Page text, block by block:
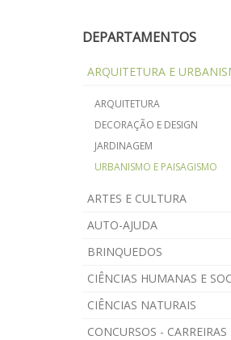
DEPARTAMENTOS
ARQUITETURA E
ARQUITETURA
DECORAÇÃO E DESIGN
JARDINAGEM
URBANISMO E PAISAGISMO
ARTES E CULTURA
AUTO-AJUDA
BRINQUEDOS
CIÊNCIAS HUMANAS E
CIÊNCIAS NATURAIS
CONCURSOS - CARREIRAS